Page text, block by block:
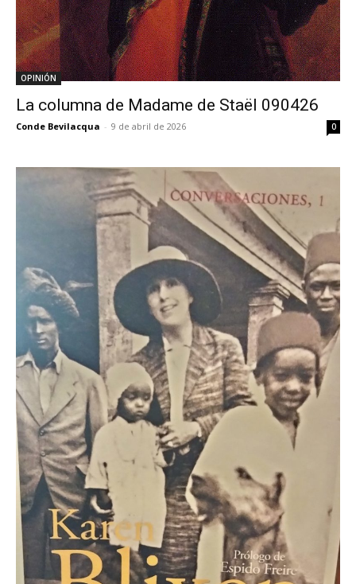
OPINIÓN
La columna de Madame de Staël 090426
Conde Bevilacqua - 9 de abril de 2026 0